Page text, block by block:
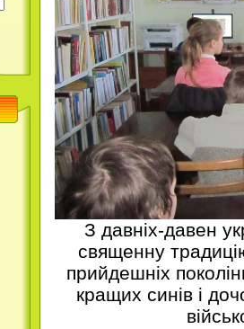
З давніх-давен
священну
прийдешніх
кращих синів і